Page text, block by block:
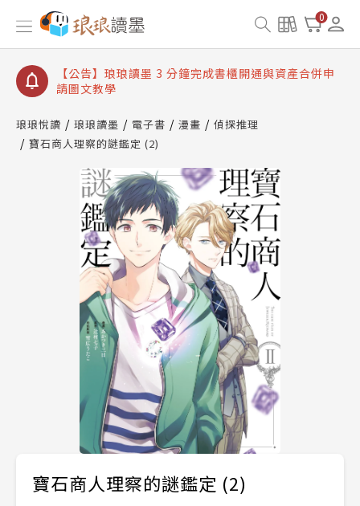
0
【公告】琅琅讀墨數位閱讀資產合併與書櫃開通申請
【公告】琅琅讀墨書櫃開通常見問題
【公告】琅琅讀墨 3 分鐘完成書櫃開通與資產合併申
請圖文教學
查詢
【公告】琅琅讀墨數位閱讀資產合併與書櫃開通申請
琅琅悅讀 琅琅讀墨 電子書 漫畫
偵探推理
寶石商人理察的謎鑑定 (2)
寶石商人理察的謎鑑定 (2)